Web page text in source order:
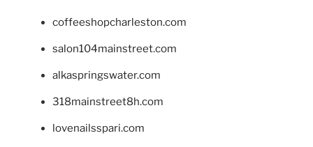
coffeeshopcharleston.com
salon104mainstreet.com
alkaspringswater.com
318mainstreet8h.com
lovenailsspari.com